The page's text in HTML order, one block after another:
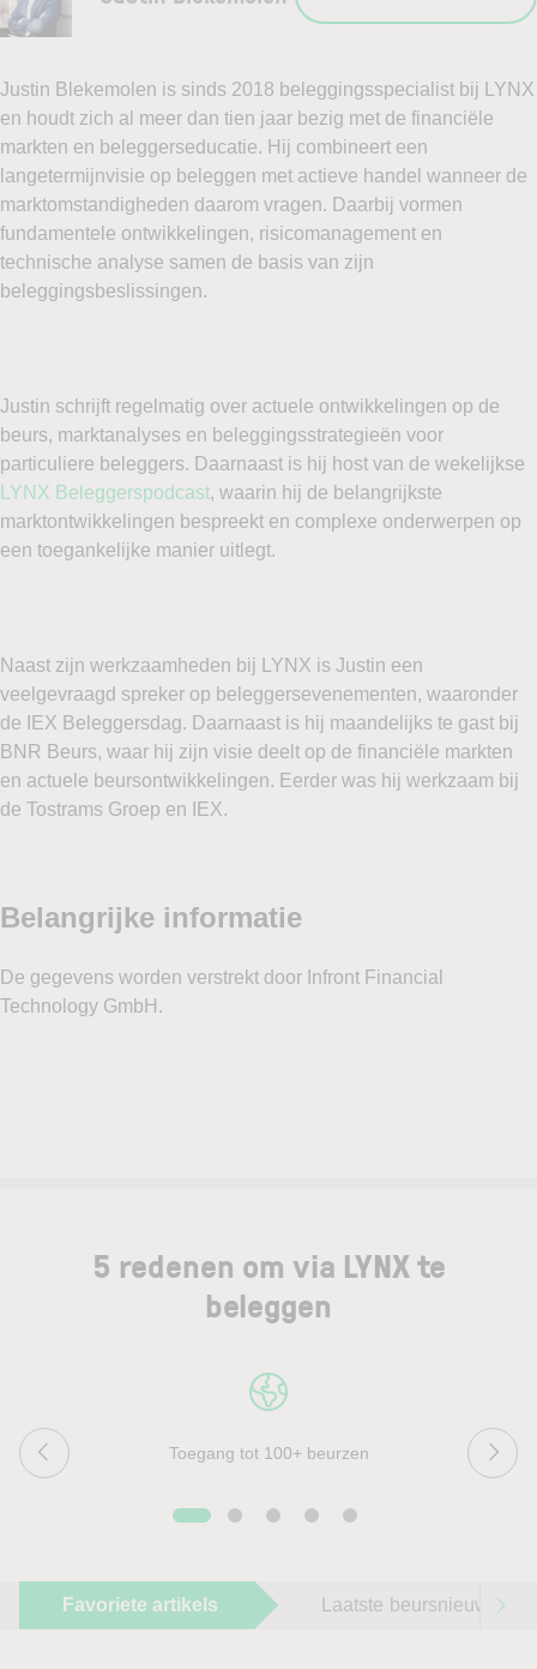
Justin Blekemolen is sinds 2018 beleggingsspecialist bij LYNX
en houdt zich al meer dan tien jaar bezig met de financiële
markten en beleggerseducatie. Hij combineert een
langetermijnvisie op beleggen met actieve handel wanneer de
marktomstandigheden daarom vragen. Daarbij vormen
fundamentele ontwikkelingen, risicomanagement en
technische analyse samen de basis van zijn
beleggingsbeslissingen.
Justin schrijft regelmatig over actuele ontwikkelingen op de
beurs, marktanalyses en beleggingsstrategieën voor
particuliere beleggers. Daarnaast is hij host van de wekelijkse
LYNX Beleggerspodcast, waarin hij de belangrijkste
marktontwikkelingen bespreekt en complexe onderwerpen op
een toegankelijke manier uitlegt.
Naast zijn werkzaamheden bij LYNX is Justin een
veelgevraagd spreker op beleggersevenementen, waaronder
de IEX Beleggersdag. Daarnaast is hij maandelijks te gast bij
BNR Beurs, waar hij zijn visie deelt op de financiële markten
en actuele beursontwikkelingen. Eerder was hij werkzaam bij
de Tostrams Groep en IEX.
5 redenen om via LYNX te
beleggen
Toegang tot 100+ beurzen
Favoriete artikels Laatste beursnieuws